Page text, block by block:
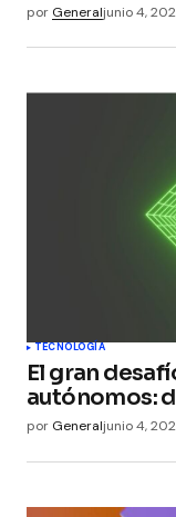
por Generaljunio 4,
TECNOLOGÍA
El gran
autónomos:
por Generaljunio 4,